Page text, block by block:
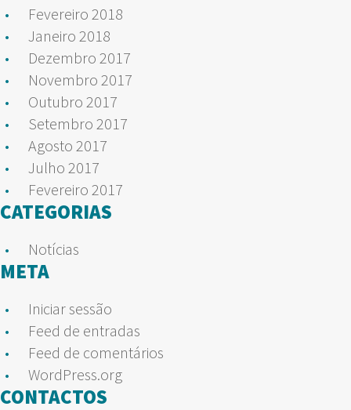
Fevereiro 2018
Janeiro 2018
Dezembro 2017
Novembro 2017
Outubro 2017
Setembro 2017
Agosto 2017
Julho 2017
Fevereiro 2017
CATEGORIAS
Notícias
META
Iniciar sessão
Feed de entradas
Feed de comentários
WordPress.org
CONTACTOS